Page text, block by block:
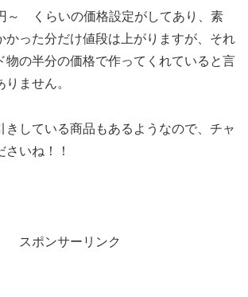
～ くらいの価格設定がしてあり、素
かった分だけ値段は上がりますが、それ
物の半分の価格で作ってくれていると言
ません。
きしている商品もあるようなので、チャ
さいね！！
スポンサーリンク